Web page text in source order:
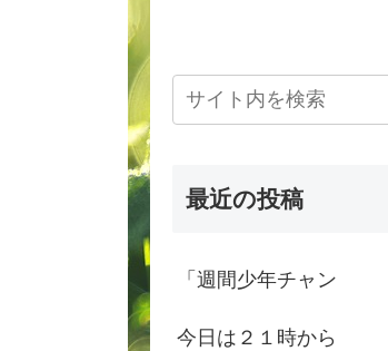
最近の投稿
「週間少年チャン
今日は２１時から